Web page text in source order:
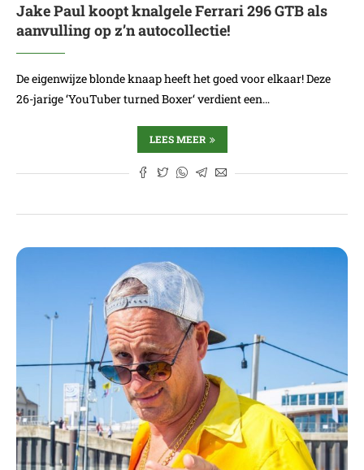
Jake Paul koopt knalgele Ferrari 296 GTB als
aanvulling op z’n autocollectie!
De eigenwijze blonde knaap heeft het goed voor elkaar! Deze
26-jarige ‘YouTuber turned Boxer‘ verdient een…
LEES MEER